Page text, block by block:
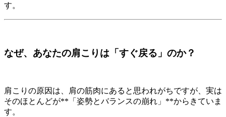
す。
なぜ、あなたの肩こりは「すぐ戻る」のか？
肩こりの原因は、肩の筋肉にあると思われがちですが、実は
そのほとんどが**「姿勢とバランスの崩れ」**からきていま
す。